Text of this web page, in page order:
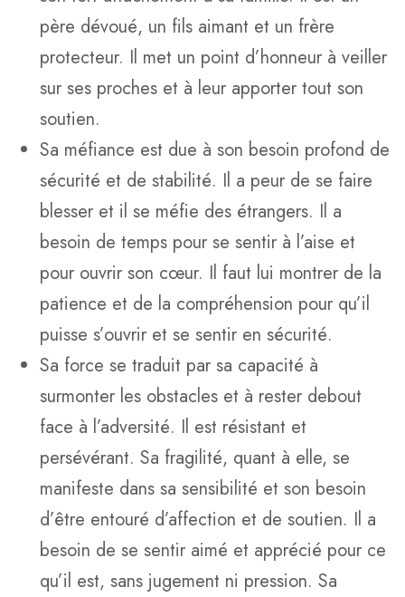
père dévoué, un fils aimant et un frère
protecteur. Il met un point d’honneur à veiller
sur ses proches et à leur apporter tout son
soutien.
Sa méfiance est due à son besoin profond de
sécurité et de stabilité. Il a peur de se faire
blesser et il se méfie des étrangers. Il a
besoin de temps pour se sentir à l’aise et
pour ouvrir son cœur. Il faut lui montrer de la
patience et de la compréhension pour qu’il
puisse s’ouvrir et se sentir en sécurité.
Sa force se traduit par sa capacité à
surmonter les obstacles et à rester debout
face à l’adversité. Il est résistant et
persévérant. Sa fragilité, quant à elle, se
manifeste dans sa sensibilité et son besoin
d’être entouré d’affection et de soutien. Il a
besoin de se sentir aimé et apprécié pour ce
qu’il est, sans jugement ni pression. Sa